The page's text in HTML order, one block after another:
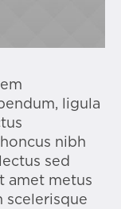
ligula
nibh
sed
amet metus
scelerisque